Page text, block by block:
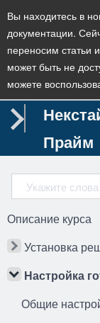
Вы находитесь в
документации.
переносим статьи
может быть не
можете
Прайм
Описание курса
Установка
Настройка
Общие